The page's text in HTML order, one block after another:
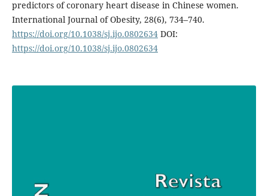
predictors of coronary heart disease in Chinese women.
International Journal of Obesity, 28(6), 734–740.
https://doi.org/10.1038/sj.ijo.0802634DOI:
https://doi.org/10.1038/sj.ijo.0802634